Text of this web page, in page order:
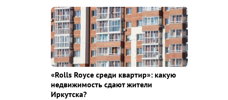
«Rolls Royce среди квaртир»: какую
недвижимость сдают жители
Иркутска?